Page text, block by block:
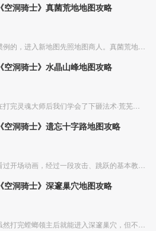
《空洞骑士》真菌荒地地图攻略
《空洞骑士》水晶山峰地图攻略
《空洞骑士》遗忘十字路地图攻略
《空洞骑士》深邃巢穴地图攻略